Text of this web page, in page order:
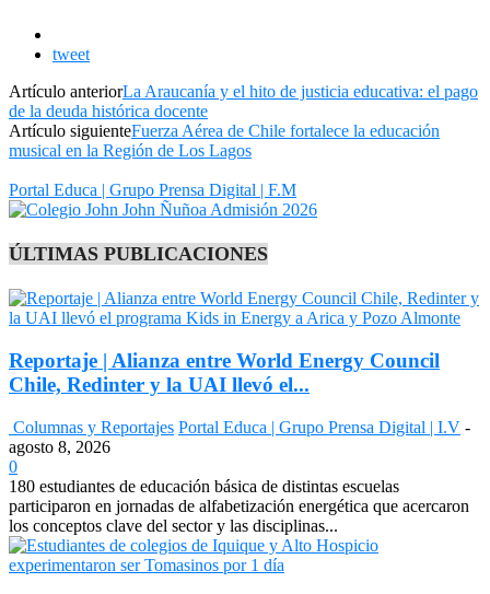
tweet
Artículo anteriorLa Araucanía y el hito de justicia educativa: el pago
de la deuda histórica docente
Artículo siguienteFuerza Aérea de Chile fortalece la educación
musical en la Región de Los Lagos
Portal Educa | Grupo Prensa Digital | F.M
ÚLTIMAS PUBLICACIONES
Reportaje | Alianza entre World Energy Council
Chile, Redinter y la UAI llevó el...
Columnas y Reportajes Portal Educa | Grupo Prensa Digital | I.V -
agosto 8, 2026
0
180 estudiantes de educación básica de distintas escuelas
participaron en jornadas de alfabetización energética que acercaron
los conceptos clave del sector y las disciplinas...